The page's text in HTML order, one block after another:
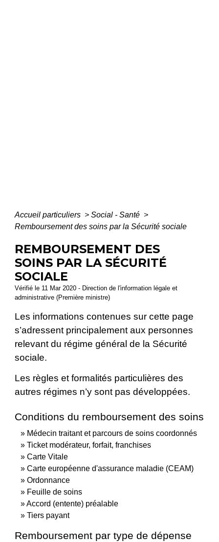
Accueil particuliers > Social - Santé >
Remboursement des soins par la Sécurité sociale
REMBOURSEMENT DES
SOINS PAR LA SÉCURITÉ
SOCIALE
Vérifié le 11 Mar 2020 - Direction de l'information légale et
administrative (Première ministre)
Les informations contenues sur cette page
s’adressent principalement aux personnes
relevant du régime général de la Sécurité
sociale.
Les règles et formalités particulières des
autres régimes n’y sont pas développées.
Conditions du remboursement des soins
Médecin traitant et parcours de soins coordonnés
Ticket modérateur, forfait, franchises
Carte Vitale
Carte européenne d'assurance maladie (CEAM)
Ordonnance
Feuille de soins
Accord (entente) préalable
Tiers payant
Remboursement par type de dépense